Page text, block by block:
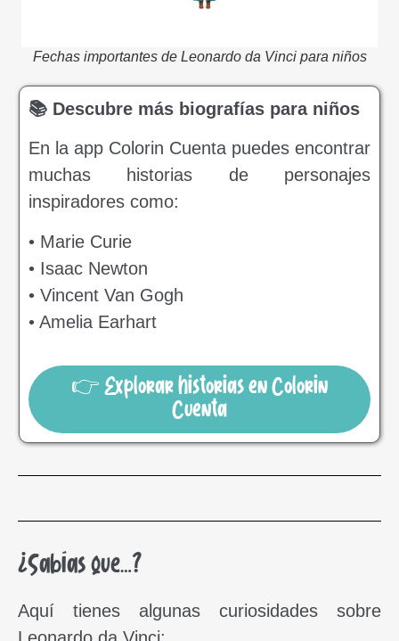
Fechas importantes de Leonardo da Vinci para niños
📚 Descubre más biografías para niños
En la app Colorin Cuenta puedes encontrar
muchas historias de personajes
inspiradores como:
• Marie Curie
• Isaac Newton
• Vincent Van Gogh
• Amelia Earhart
👉 Explorar historias en Colorin
Cuenta
¿Sabías que…?
Aquí tienes algunas curiosidades sobre